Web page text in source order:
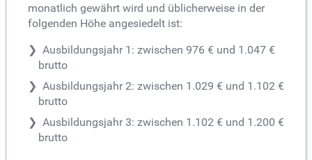
monatlich gewährt wird und üblicherweise in der
folgenden Höhe angesiedelt ist:
Ausbildungsjahr 1: zwischen 976 € und 1.047 €
brutto
Ausbildungsjahr 2: zwischen 1.029 € und 1.102 €
brutto
Ausbildungsjahr 3: zwischen 1.102 € und 1.200 €
brutto